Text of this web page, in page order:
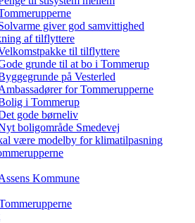
giver god samvittighed
af tilflyttere
til tilflyttere
grunde til at bo i Tommerup
på Vesterled
for Tommerupperne
i Tommerup
gode børneliv
boligområde Smedevej
være modelby for klimatilpasning
Kommune